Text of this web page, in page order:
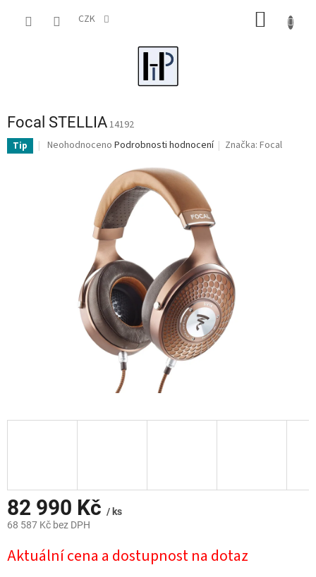
CZK
Focal STELLIA14192
Tip
Průměrné
Neohodnoceno Podrobnosti hodnocení Značka:Focal
82 990 Kč / ks
68 587 Kč bez DPH
cena:
Aktuální cena a dostupnost na dotaz